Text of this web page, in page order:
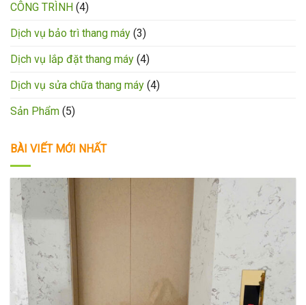
CÔNG TRÌNH (4)
Dịch vụ bảo trì thang máy (3)
Dịch vụ lắp đặt thang máy (4)
Dịch vụ sửa chữa thang máy (4)
Sản Phẩm (5)
BÀI VIẾT MỚI NHẤT